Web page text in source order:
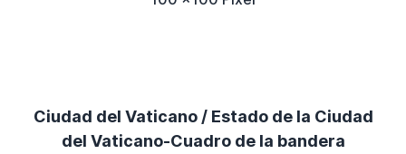
Ciudad del Vaticano / Estado de la Ciudad
del Vaticano-Cuadro de la bandera